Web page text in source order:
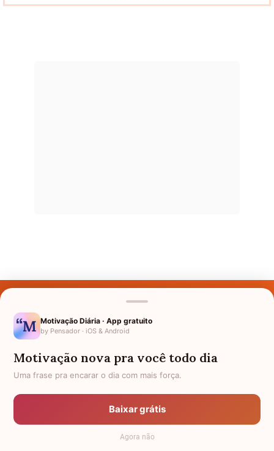
Nomes pelo Mundo
Política de Privacidade
Anuncie
Termos de Uso
Motivação Diária · App gratuito
by Pensador · iOS & Android
Motivação nova pra você todo dia
Uma frase pra encarar o dia com mais força.
Baixar grátis
Agora não